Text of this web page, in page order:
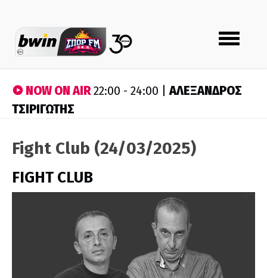
Toggle
navigation
NOW ON AIR22:00 - 24:00 |ΑΛΕΞΑΝΔΡΟΣ
ΤΣΙΡΙΓΩΤΗΣ
Fight Club (24/03/2025)
FIGHT CLUB